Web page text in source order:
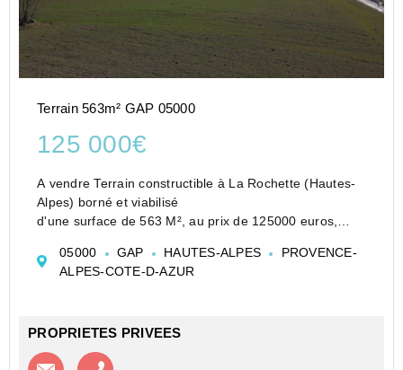
Terrain 563m² GAP 05000
125 000€
A vendre Terrain constructible à La Rochette (Hautes-
Alpes) borné et viabilisé
d'une surface de 563 M², au prix de 125000 euros,
Situé au lieu-dit " Rauffe", au sein d'un lotissement
récent de 26 lots, c...
05000 GAP HAUTES-ALPES
PROVENCE-
ALPES-COTE-D-AZUR
PROPRIETES PRIVEES
Contacter l'agence